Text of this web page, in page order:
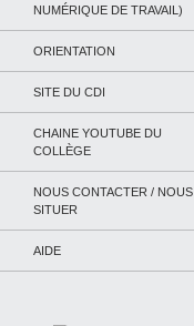
NUMÉRIQUE DE TRAVAIL)
ORIENTATION
SITE DU CDI
CHAINE YOUTUBE DU
COLLÈGE
NOUS CONTACTER / NOUS
SITUER
AIDE